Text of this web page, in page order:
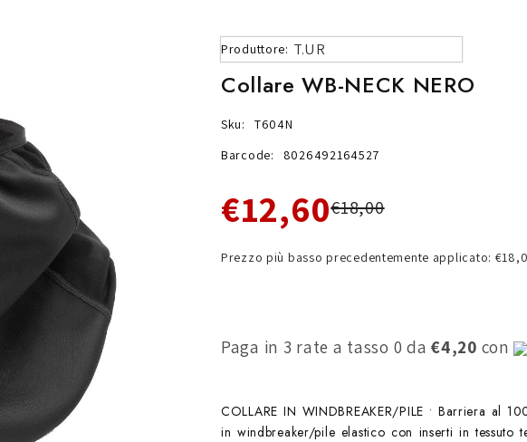
Produttore: T.UR
Collare WB-NECK NERO
Sku:
T604N
Barcode:
8026492164527
€12,60€18,00
Prezzo più basso precedentemente applicato:
Paga in 3 rate a tasso 0 da€4,20 con
COLLARE IN WINDBREAKER/PILE • Barriera al
in windbreaker/pile elastico con inserti in tessuto